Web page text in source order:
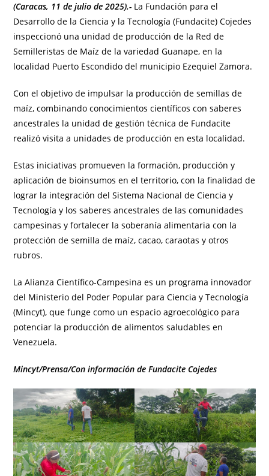
(Caracas, 11 de julio de 2025).- La Fundación para el
Desarrollo de la Ciencia y la Tecnología (Fundacite) Cojedes
inspeccionó una unidad de producción de la Red de
Semilleristas de Maíz de la variedad Guanape, en la
localidad Puerto Escondido del municipio Ezequiel Zamora.
Con el objetivo de impulsar la producción de semillas de
maíz, combinando conocimientos científicos con saberes
ancestrales la unidad de gestión técnica de Fundacite
realizó visita a unidades de producción en esta localidad.
Estas iniciativas promueven la formación, producción y
aplicación de bioinsumos en el territorio, con la finalidad de
lograr la integración del Sistema Nacional de Ciencia y
Tecnología y los saberes ancestrales de las comunidades
campesinas y fortalecer la soberanía alimentaria con la
protección de semilla de maíz, cacao, caraotas y otros
rubros.
La Alianza Científico-Campesina es un programa innovador
del Ministerio del Poder Popular para Ciencia y Tecnología
(Mincyt), que funge como un espacio agroecológico para
potenciar la producción de alimentos saludables en
Venezuela.
Mincyt/Prensa/Con información de Fundacite Cojedes